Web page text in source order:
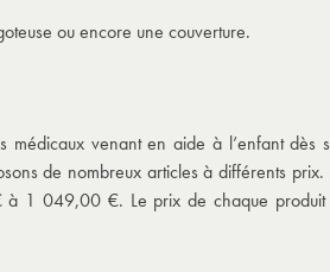
ou encore une couverture.
venant en aide à l’enfant dès
de nombreux articles à différents
1 049,00 €. Le prix de chaque produit